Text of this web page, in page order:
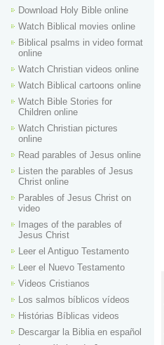
Download Holy Bible online
Watch Biblical movies online
Biblical psalms in video format
online
Watch Christian videos online
Watch Biblical cartoons online
Watch Bible Stories for
Children online
Watch Christian pictures
online
Read parables of Jesus online
Listen the parables of Jesus
Christ online
Parables of Jesus Christ on
video
Images of the parables of
Jesus Christ
Leer el Antiguo Testamento
Leer el Nuevo Testamento
Videos Cristianos
Los salmos bíblicos vídeos
Histórias Bíblicas videos
Descargar la Biblia en español